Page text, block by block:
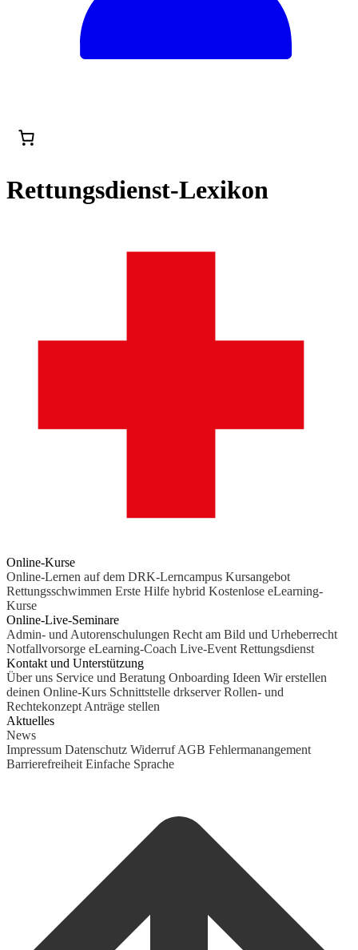
Rettungsdienst-Lexikon
Online-Kurse
Online-Lernen auf dem DRK-Lerncampus Kursangebot
Rettungsschwimmen Erste Hilfe hybrid Kostenlose eLearning-
Kurse
Online-Live-Seminare
Admin- und Autorenschulungen Recht am Bild und Urheberrecht
Notfallvorsorge eLearning-Coach Live-Event Rettungsdienst
Kontakt und Unterstützung
Über uns Service und Beratung Onboarding Ideen Wir erstellen
deinen Online-Kurs Schnittstelle drkserver Rollen- und
Rechtekonzept Anträge stellen
Aktuelles
News
Impressum Datenschutz Widerruf AGB Fehlermanangement
Barrierefreiheit Einfache Sprache